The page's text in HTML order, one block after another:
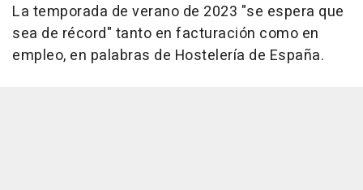
La temporada de verano de 2023 "se espera que
sea de récord" tanto en facturación como en
empleo, en palabras de Hostelería de España.